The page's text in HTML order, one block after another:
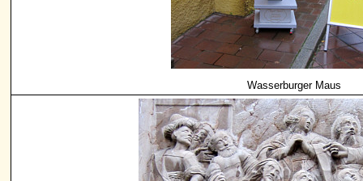
Wasserburger Maus